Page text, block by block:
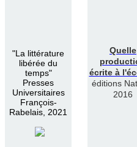
"La littérature
libérée du
temps"
Presses
Universitaires
François-
Rabelais, 2021
Quelle
écrite à
éditions
2016